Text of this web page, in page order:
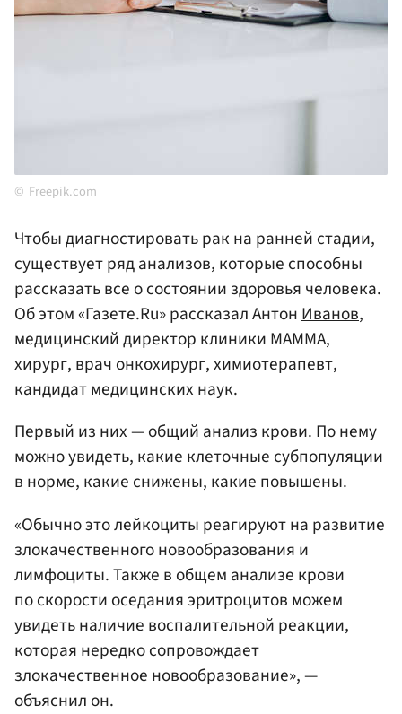
Freepik.com
Чтобы диагностировать рак на ранней стадии,
существует ряд анализов, которые способны
рассказать все о состоянии здоровья человека.
Об этом «Газете.Ru» рассказал АнтонИванов,
медицинский директор клиники МАММА,
хирург, врач онкохирург, химиотерапевт,
кандидат медицинских наук.
Первый из них — общий анализ крови. По нему
можно увидеть, какие клеточные субпопуляции
в норме, какие снижены, какие повышены.
«Обычно это лейкоциты реагируют на развитие
злокачественного новообразования и
лимфоциты. Также в общем анализе крови
по скорости оседания эритроцитов можем
увидеть наличие воспалительной реакции,
которая нередко сопровождает
злокачественное новообразование», —
объяснил он.